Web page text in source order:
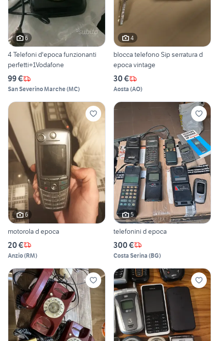
6
4 Telefoni d'epoca funzionanti
perfetti+1Vodafone
99 €
San Severino Marche(MC)
4
blocca telefono Sip serratura d
epoca vintage
30 €
Aosta (AO)
6
motorola d epoca
20 €
Anzio(RM)
5
telefonini d epoca
300 €
Costa Serina (BG)